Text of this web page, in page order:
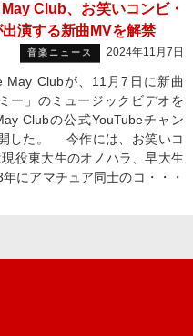
Club、お笑いコンビ・
演する新曲MVを解禁
音楽ニュース 2024年11月7日
May Clubが、11月7日に新曲
ー」のミュージックビデオを
Clubの公式YouTubeチャン
した。 今作には、お笑いコ
役東大生のオノハラ、早大生
にアマチュア同士のコ・・・